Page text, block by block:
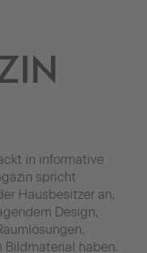
in informative
spricht
Hausbesitzer an,
Design,
Bildmaterial haben.